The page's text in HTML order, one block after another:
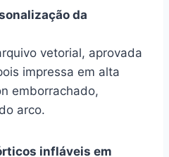
da
vetorial, aprovada
impressa em alta
emborrachado,
arco.
infláveis em